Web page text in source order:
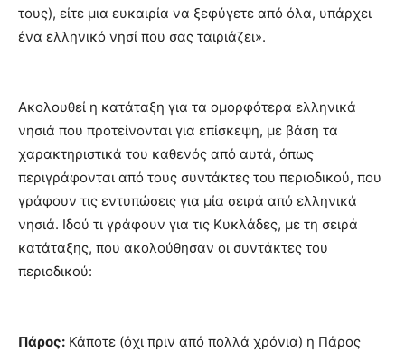
τους), είτε μια ευκαιρία να ξεφύγετε από όλα, υπάρχει
ένα ελληνικό νησί που σας ταιριάζει».
Ακολουθεί η κατάταξη για τα ομορφότερα ελληνικά
νησιά που προτείνονται για επίσκεψη, με βάση τα
χαρακτηριστικά του καθενός από αυτά, όπως
περιγράφονται από τους συντάκτες του περιοδικού, που
γράφουν τις εντυπώσεις για μία σειρά από ελληνικά
νησιά. Ιδού τι γράφουν για τις Κυκλάδες, με τη σειρά
κατάταξης, που ακολούθησαν οι συντάκτες του
περιοδικού:
Πάρος: Κάποτε (όχι πριν από πολλά χρόνια) η Πάρος